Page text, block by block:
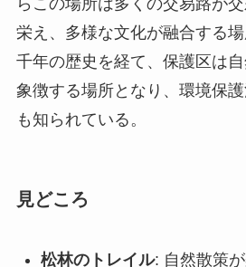
見どころ
マツの独特な樹皮や形状を
霧がかかった森と遠くに広
自然博物館: 保護区内にあ